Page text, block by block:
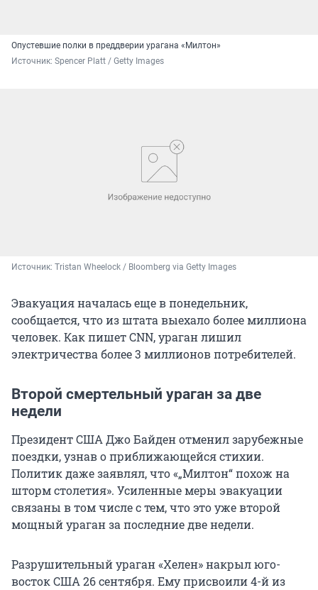
Опустевшие полки в преддверии урагана «Милтон»
Источник: Spencer Platt / Getty Images
Источник: Tristan Wheelock / Bloomberg via Getty Images
Эвакуация началась еще в понедельник,
сообщается, что из штата выехало более миллиона
человек. Как пишет CNN, ураган лишил
электричества более 3 миллионов потребителей.
Второй смертельный ураган за две
недели
Президент США Джо Байден отменил зарубежные
поездки, узнав о приближающейся стихии.
Политик даже заявлял, что «„Милтон“ похож на
шторм столетия». Усиленные меры эвакуации
связаны в том числе с тем, что это уже второй
мощный ураган за последние две недели.
Разрушительный ураган «Хелен» накрыл юго-
восток США 26 сентября. Ему присвоили 4-й из